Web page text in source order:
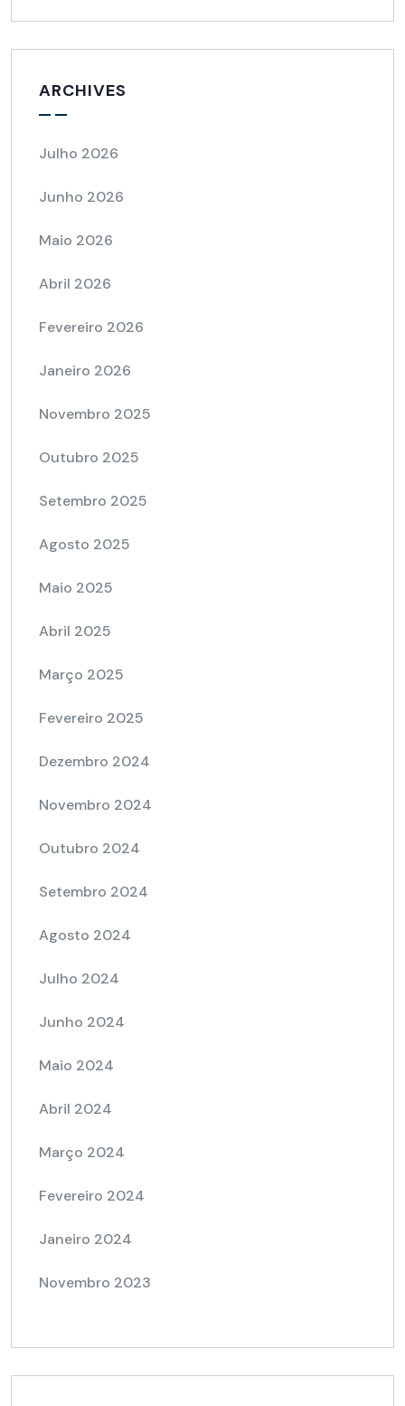
ARCHIVES
Julho 2026
Junho 2026
Maio 2026
Abril 2026
Fevereiro 2026
Janeiro 2026
Novembro 2025
Outubro 2025
Setembro 2025
Agosto 2025
Maio 2025
Abril 2025
Março 2025
Fevereiro 2025
Dezembro 2024
Novembro 2024
Outubro 2024
Setembro 2024
Agosto 2024
Julho 2024
Junho 2024
Maio 2024
Abril 2024
Março 2024
Fevereiro 2024
Janeiro 2024
Novembro 2023